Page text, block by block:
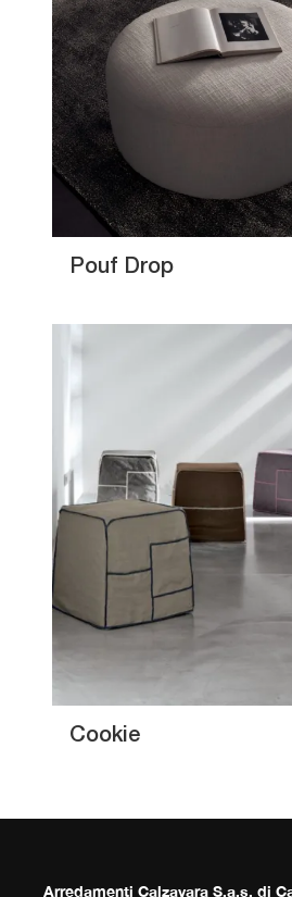
Pouf Drop
Cookie
Arredamenti Calzavara S.a.s. di